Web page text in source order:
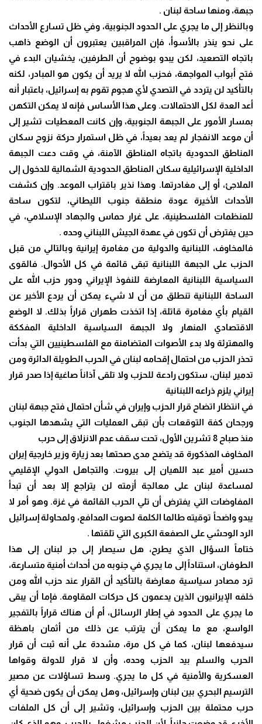
جبهة، ومنها ساحة لبنان .
وبالنظر إلى ما يجري على الحدود الجنوبية، وفي ظل تسارع الأحداث
على نحو ينذر بالأسوأ، فإن المراقبين يعتبرون أن الوضع ذاهب
باتجاه التصعيد، لكن يبدو بوضوح أن الطرفين، يخشيان البدء في
فتح أبواب المواجهة، فحزب الله لا يريد أن يكون هو المبادر، لكنه
بالتأكيد لن يتردد في التصدي لأي هجوم تقوم به إسرائيل، باعتبار أنه
أعد العدة لكل الاحتمالات. وعلى هذا الأساس فإنه لا يمكن التكهن
بمسار الأمور على الجبهة الجنوبية، وإن كانت المعطيات تشير إلى
أن موعد الانفجار لم يعد بعيداً، في ظل استمرار حركة نزوح سكان
المناطق الحدودية باتجاه المناطق الآمنة، في وقت دعت الجبهة
الداخلية الإسرائيلية سكان المناطق الحدودية الشمالية للدخول إلى
الملاجئ، أو إلى مغادرتها. وهذا نذير باقتراب الموعد. وإن كشفت
الأحداث الأخيرة عودة منطقة جنوب الليطاني، لتكون ساحة
للمنظمات الفلسطينية، على غرار حماس والجهاد الإسلامي، في
حين يفترض أن تكون في عهدة الجيش اللبناني وحده .
فالمخاوف، اللبنانية والدولية من مغامرة إيرانية وبالتالي من قبل
الحزب على الجبهة اللبنانية تبقى قائمة في كل الأحوال. فالقوى
السياسية اللبنانية المعارضة للنفوذ الإيراني ودور حزب الله على
الساحة اللبنانية تنطلق من أن لا شيء يمكن أن يردع الأخير عن
القيام بأي مغامرة قاتلة، إذا اتخذت طهران قراراً بذلك. لا الوضع
الاقتصادي المنهار ولا الجبهة السياسية الداخلية المفككة
والمهترئة ولا بدء الأصوات المتضامنة مع الفلسطينيين التي بدأت
تحذر الحزب من احتمال إقحامه لبنان في الحرب الطويلة الدائرة ومن
تدمير لبنان، ستكون رادعة للحزب ولا تلقى آذاناً صاغية إذا صدر قرار
إيراني يلزم ذراعه اللبنانية
في انتظار اتضاح قرار الحزب وإيران في شأن احتمال فتح جبهة لبنان
ورجحان كفة التوقعات بأن تبقى العمليات التي يشهدها الجنوب
منذ صباح 8 تشرين الأول، تحت سقف عدم الانزلاق إلى حرب
المخاوف المذكورة قد يتضح مدى صحتها بعد زيارة وزير خارجية إيران
حسين أمير عبد اللهيان إلى بيروت. والتجاهل الدولي الإقليمي
لمساعدة لبنان على معالجة أزمته لن يتراجع إلا بعد أن تبدأ
المفاوضات التي يفترض أن تلي الحرب القائمة في غزة. وهو أمر لا
يبدو واضحاً توقيته طالما الكلمة لصوت المدافع، ولمحاولة إسرائيل
الرد الوحشي على الصفعة الكبرى التي تلقتها .
ختاماً السؤال الذي يطرح، هل سيصار إلى جر لبنان إلى هذا
الطوفان، استناداً إلى ما يجري في جنوبه من أحداث أمنية متسارعة،
ترد مصادر سياسية معارضة بالتأكيد أن القرار عند حزب الله ومن
خلفه الإيرانيون الذين يدعمون كل حركات المقاومة. فإما أن يبقى
ما يجري على الحدود في إطار الرسائل، أم أن هناك قراراً بالتفجير
الواسع، مع ما يمكن أن يترتب عن ذلك من أثمان باهظة
سيدفعها لبنان، كما في كل مرة، مشددة على أنه ثبت أن قرار
الحرب والسلم بيد الحزب وحده، وأن لا قرار للدولة وقواها
العسكرية والأمنية في كل ما يجري. وسط تساؤلات عن مصير
الترسيم البحري بين لبنان وإسرائيل، وهل يمكن أن يكون ضحية أي
حرب محتملة بين الحزب وإسرائيل، وتشير إلى أن كل الملفات